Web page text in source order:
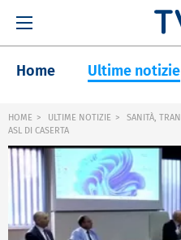
Home Ultime notizie
HOME ULTIME NOTIZIE
SANITÀ,
ASL DI CASERTA